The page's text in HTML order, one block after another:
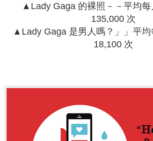
▲Lady Gaga 的裸照－－平均每
135,000 次
▲Lady Gaga 是男人嗎？」」平均
18,100 次